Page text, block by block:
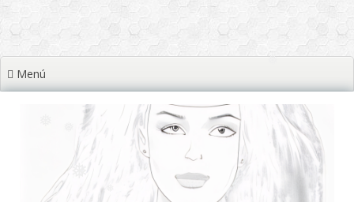
❅
❅
Menú